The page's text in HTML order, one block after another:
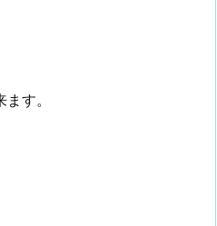
す。